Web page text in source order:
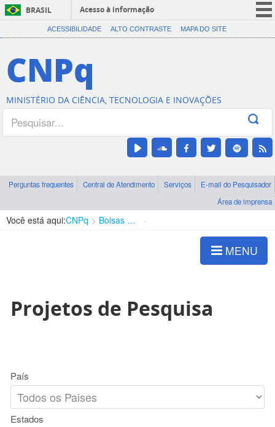
BRASIL
Acesso à informação
CORONAVÍRUS (COVID-19)
Canais
ACESSIBILIDADE ALTO CONTRASTE MAPA DO SITE
CNPq
MINISTÉRIO DA CIÊNCIA, TECNOLOGIA E INOVAÇÕES
Perguntas frequentes Central de Atendimento Serviços
E-mail do Pesquisador
Área de imprensa
Você está aqui:CNPq Bolsas e Auxílios Vigentes
MENU
Projetos de Pesquisa
País
Estados